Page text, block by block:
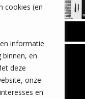
cookies (en
informatie
en
deze
onze
en